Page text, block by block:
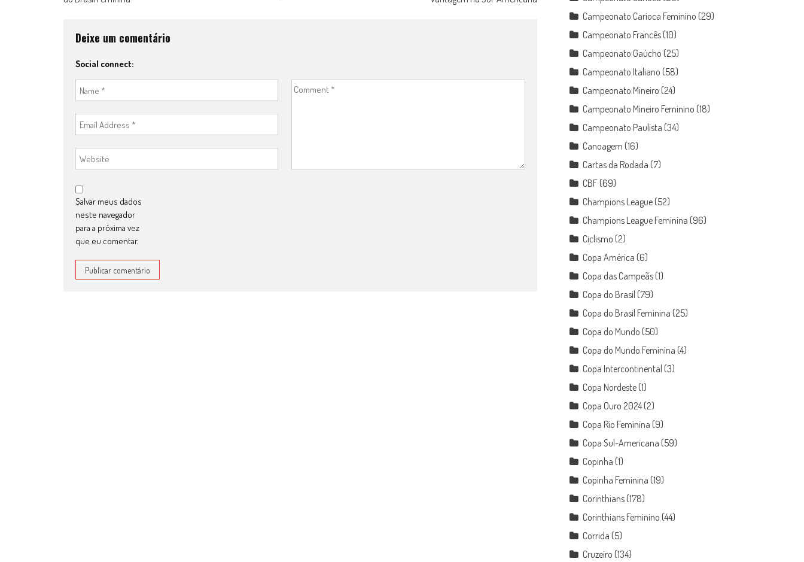
navigation
Deixe um comentário
Social connect:
Salvar meus dados
neste navegador
para a próxima vez
que eu comentar.
Campeonato Carioca Feminino (29)
Campeonato Francês (10)
Campeonato Gaúcho (25)
Campeonato Italiano (58)
Campeonato Mineiro (24)
Campeonato Mineiro Feminino (18)
Campeonato Paulista (34)
Canoagem (16)
Cartas da Rodada (7)
CBF (69)
Champions League (52)
Champions League Feminina (96)
Ciclismo (2)
Copa América (6)
Copa das Campeãs (1)
Copa do Brasil (79)
Copa do Brasil Feminina (25)
Copa do Mundo (50)
Copa do Mundo Feminina (4)
Copa Intercontinental (3)
Copa Nordeste (1)
Copa Ouro 2024(2)
Copa Rio Feminina (9)
Copa Sul-Americana (59)
Copinha (1)
Copinha Feminina (19)
Corinthians (178)
Corinthians Feminino (44)
Corrida (5)
Cruzeiro (134)